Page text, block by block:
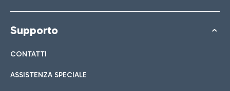
Supporto
CONTATTI
ASSISTENZA SPECIALE